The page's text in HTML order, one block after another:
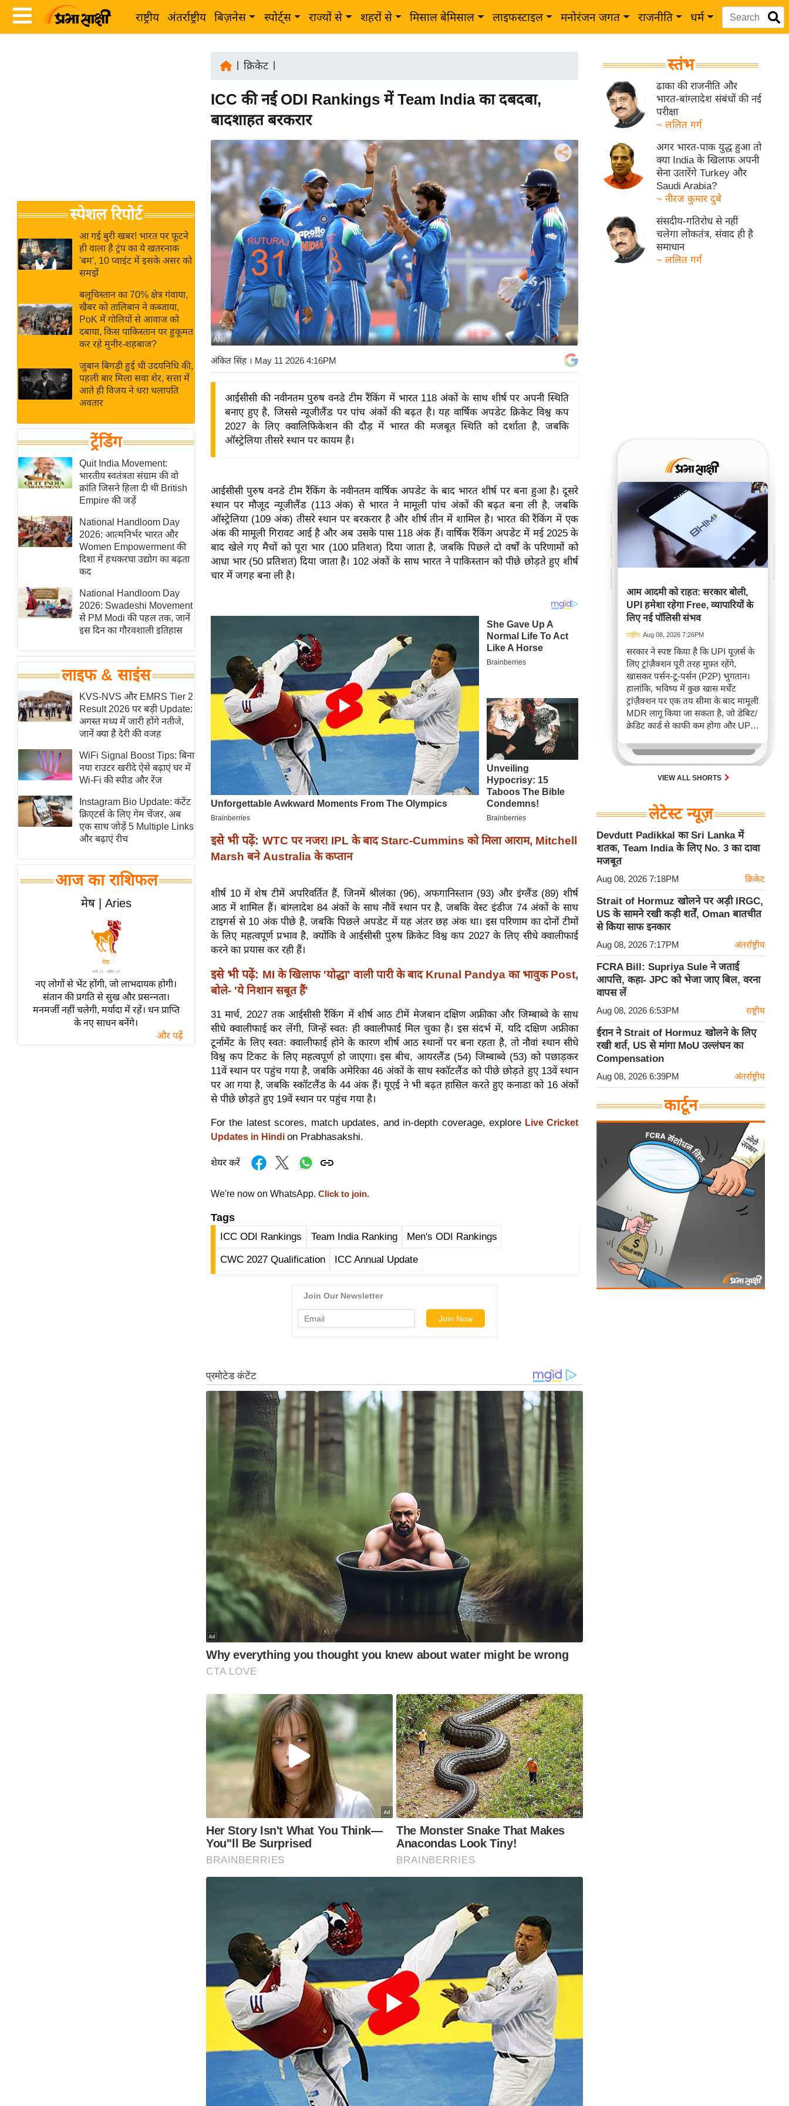
राष्ट्रीय अंतर्राष्ट्रीय बिज़नेस स्पोर्ट्स राज्यों से शहरों से मिसाल बेमिसाल लाइफस्टाइल मनोरंजन जगत राजनीति धर्म
Breaking
News in
Hindi
Hindi
Hindi
Videos
जगत
राय
बजट
क्रिकेट
IPL
2026
ई-पेपर
मिसाल बेमिसाल
शख्सियत
यंग इंडिया
साहित्य जगत
ऑटो वर्ल्ड
न्यूज ब्रीफ
मनोरंजन जगत
बॉलीवुड
हॉलीवुड
फिल्म समीक्षा
Breaking
News
लाइफस्टाइल
टेक्नॉलॉजी
घरेलू नुस्खे
पर्यटन स्थल
फिटनेस मंत्रा
रिलेशनशिप
राजनीति
विश्लेषण
समसामयिक
मातृभूमि
स्तंभ
एम.
चाय पर
समीक्षा
व्रत
त्योहार
राशिफल
विशेष
स्पेशल रिपोर्ट
आ गई बुरी खबर! भारत पर फूटने
ही वाला है ट्रंप का ये खतरनाक
'बम', 10 प्वाइंट में इसके असर को
समझें
बलूचिस्तान का 70% क्षेत्र गंवाया,
खैबर को तालिबान ने कब्जाया,
PoK में गोलियों से आवाज को
दबाया, किस पाकिस्तान पर हुकूमत
कर रहे मुनीर-शहबाज?
जुबान बिगड़ी हुई थी उदयनिधि की,
पहली बार मिला सवा शेर, सत्ता में
आते ही विजय ने धरा थलापति
अवतार
ट्रेंडिंग
Quit India Movement:
भारतीय स्वतंत्रता संग्राम की वो
क्रांति जिसने हिला दी थी British
Empire की जड़ें
National Handloom Day
2026: आत्मनिर्भर भारत और
Women Empowerment की
दिशा में हथकरघा उद्योग का बढ़ता
कद
National Handloom Day
2026: Swadeshi Movement
से PM Modi की पहल तक, जानें
इस दिन का गौरवशाली इतिहास
लाइफ & साइंस
KVS-NVS और EMRS Tier 2
Result 2026 पर बड़ी Update:
अगस्त मध्य में जारी होंगे नतीजे,
जानें क्या है देरी की वजह
WiFi Signal Boost Tips: बिना
नया राउटर खरीदे ऐसे बढ़ाएं घर में
Wi-Fi की स्पीड और रेंज
Instagram Bio Update: कंटेंट
क्रिएटर्स के लिए गेम चेंजर, अब
एक साथ जोड़ें 5 Multiple Links
और बढ़ाएं रीच
आज का राशिफल
मेष | Aries
नए लोगों से भेंट होंगी, जो लाभदायक होगी।
संतान की प्रगति से सुख और प्रसन्नता।
मनमर्जी नहीं चलेगी, मर्यादा में रहें। धन प्राप्ति
के नए साधन बनेंगे।
और पढ़ें
क्रिकेट|
ICC की नई ODI Rankings में Team India का दबदबा,
बादशाहत बरकरार
ANI
अंकित सिंह। May 11 2026 4:16PM
आईसीसी की नवीनतम पुरुष वनडे टीम रैंकिंग में भारत 118 अंकों के साथ शीर्ष पर अपनी स्थिति
बनाए हुए है, जिससे न्यूजीलैंड पर पांच अंकों की बढ़त है। यह वार्षिक अपडेट क्रिकेट विश्व कप
2027 के लिए क्वालिफिकेशन की दौड़ में भारत की मजबूत स्थिति को दर्शाता है, जबकि
ऑस्ट्रेलिया तीसरे स्थान पर कायम है।
आईसीसी पुरुष वनडे टीम रैंकिंग के नवीनतम वार्षिक अपडेट के बाद भारत शीर्ष पर बना हुआ है। दूसरे
स्थान पर मौजूद न्यूजीलैंड (113 अंक) से भारत ने मामूली पांच अंकों की बढ़त बना ली है, जबकि
ऑस्ट्रेलिया (109 अंक) तीसरे स्थान पर बरकरार है और शीर्ष तीन में शामिल है। भारत की रैंकिंग में एक
अंक की मामूली गिरावट आई है और अब उसके पास 118 अंक हैं। वार्षिक रैंकिंग अपडेट में मई 2025 के
बाद खेले गए मैचों को पूरा भार (100 प्रतिशत) दिया जाता है, जबकि पिछले दो वर्षों के परिणामों को
आधा भार (50 प्रतिशत) दिया जाता है। 102 अंकों के साथ भारत ने पाकिस्तान को पीछे छोड़ते हुए शीर्ष
चार में जगह बना ली है।
इसे भी पढ़ें: WTC पर नजर! IPL के बाद Starc-Cummins को मिला आराम, Mitchell
Marsh बने Australia के कप्तान
शीर्ष 10 में शेष टीमें अपरिवर्तित हैं, जिनमें श्रीलंका (96), अफगानिस्तान (93) और इंग्लैंड (89) शीर्ष
आठ में शामिल हैं। बांग्लादेश 84 अंकों के साथ नौवें स्थान पर है, जबकि वेस्ट इंडीज 74 अंकों के साथ
टाइगर्स से 10 अंक पीछे है, जबकि पिछले अपडेट में यह अंतर छह अंक था। इस परिणाम का दोनों टीमों
के लिए महत्वपूर्ण प्रभाव है, क्योंकि वे आईसीसी पुरुष क्रिकेट विश्व कप 2027 के लिए सीधे क्वालीफाई
करने का प्रयास कर रही हैं।
इसे भी पढ़ें: MI के खिलाफ 'योद्धा' वाली पारी के बाद Krunal Pandya का भावुक Post,
बोले- 'ये निशान सबूत हैं'
31 मार्च, 2027 तक आईसीसी रैंकिंग में शीर्ष आठ टीमें मेजबान दक्षिण अफ्रीका और जिम्बाब्वे के साथ
सीधे क्वालीफाई कर लेंगी, जिन्हें स्वतः ही क्वालीफाई मिल चुका है। इस संदर्भ में, यदि दक्षिण अफ्रीका
टूर्नामेंट के लिए स्वतः क्वालीफाई होने के कारण शीर्ष आठ स्थानों पर बना रहता है, तो नौवां स्थान सीधे
विश्व कप टिकट के लिए महत्वपूर्ण हो जाएगा। इस बीच, आयरलैंड (54) जिम्बाब्वे (53) को पछाड़कर
11वें स्थान पर पहुंच गया है, जबकि अमेरिका 46 अंकों के साथ स्कॉटलैंड को पीछे छोड़ते हुए 13वें स्थान
पर आ गया है, जबकि स्कॉटलैंड के 44 अंक हैं। यूएई ने भी बढ़त हासिल करते हुए कनाडा को 16 अंकों
से पीछे छोड़ते हुए 19वें स्थान पर पहुंच गया है।
For the latest scores, match updates, and in-depth coverage, explore Live Cricket
Updates in Hindi on Prabhasakshi.
शेयर करें
We're now on WhatsApp. Click to join.
Tags
ICC ODI Rankings Team India Ranking Men's ODI Rankings
CWC 2027 Qualification ICC Annual Update
स्तंभ
ढाका की राजनीति और
भारत-बांग्लादेश संबंधों की नई
परीक्षा
~ ललित गर्ग
अगर भारत-पाक युद्ध हुआ तो
क्या India के खिलाफ अपनी
सेना उतारेंगे Turkey और
Saudi Arabia?
~ नीरज कुमार दुबे
संसदीय-गतिरोध से नहीं
चलेगा लोकतंत्र, संवाद ही है
समाधान
~ ललित गर्ग
आम आदमी को राहत: सरकार बोली,
UPI हमेशा रहेगा Free, व्यापारियों के
लिए नई पॉलिसी संभव
राष्ट्रीय Aug 08, 2026 7:26PM
सरकार ने स्पष्ट किया है कि UPI यूज़र्स के
लिए ट्रांज़ैक्शन पूरी तरह मुफ़्त रहेंगे,
खासकर पर्सन-टू-पर्सन (P2P) भुगतान।
हालांकि, भविष्य में कुछ खास मर्चेंट
ट्रांज़ैक्शन पर एक तय सीमा के बाद मामूली
MDR लागू किया जा सकता है, जो डेबिट/
क्रेडिट कार्ड से काफी कम होगा और UPI
VIEW ALL SHORTS
लेटेस्ट न्यूज़
Devdutt Padikkal का Sri Lanka में
शतक, Team India के लिए No. 3 का दावा
मजबूत
Aug 08, 2026 7:18PM क्रिकेट
Strait of Hormuz खोलने पर अड़ी IRGC,
US के सामने रखी कड़ी शर्तें, Oman बातचीत
से किया साफ इनकार
Aug 08, 2026 7:17PM अंतर्राष्ट्रीय
FCRA Bill: Supriya Sule ने जताई
आपत्ति, कहा- JPC को भेजा जाए बिल, वरना
वापस लें
Aug 08, 2026 6:53PM राष्ट्रीय
ईरान ने Strait of Hormuz खोलने के लिए
रखी शर्त, US से मांगा MoU उल्लंघन का
Compensation
Aug 08, 2026 6:39PM अंतर्राष्ट्रीय
कार्टून